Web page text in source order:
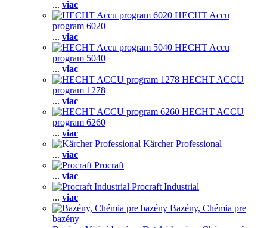
... viac
HECHT Accu
program 6020
... viac
HECHT Accu
program 5040
... viac
HECHT ACCU
program 1278
... viac
HECHT ACCU
program 6260
... viac
Kärcher Professional
... viac
Procraft
... viac
Procraft Industrial
... viac
Bazény, Chémia pre
bazény